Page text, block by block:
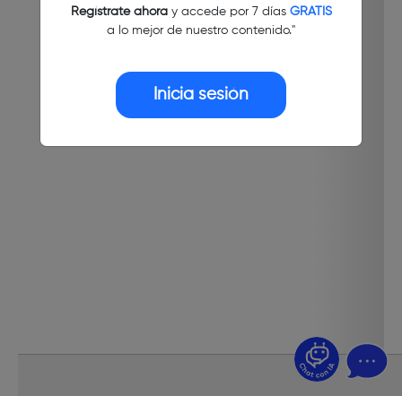
Regístrate ahoray accede por 7 días GRATIS
a lo mejor de nuestro contenido."
Inicia sesión